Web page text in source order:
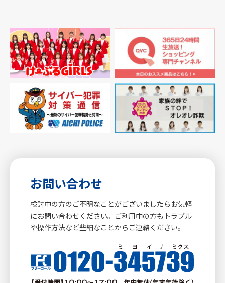
お問い合わせ
検討中の方のご不明なことがございましたらお気軽
にお問い合わせください。ご利用中の方もトラブル
や操作方法など些細なことからご連絡ください。